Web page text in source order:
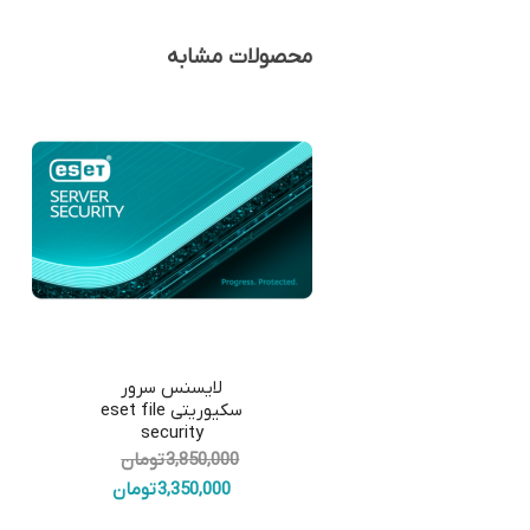
محصولات مشابه
لایسنس سرور
سکیوریتی eset file
security
3,850,000تومان
اصلی:
3,350,000تومانقیمت